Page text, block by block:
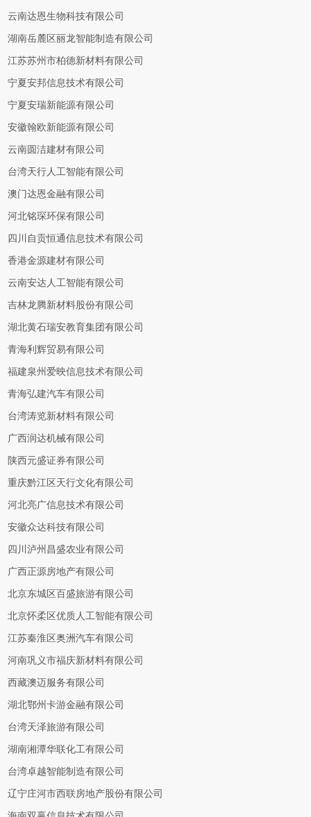
云南达恩生物科技有限公司
湖南岳麓区丽龙智能制造有限公司
江苏苏州市柏德新材料有限公司
宁夏安邦信息技术有限公司
宁夏安瑞新能源有限公司
安徽翰欧新能源有限公司
云南圆洁建材有限公司
台湾天行人工智能有限公司
澳门达恩金融有限公司
河北铭琛环保有限公司
四川自贡恒通信息技术有限公司
香港金源建材有限公司
云南安达人工智能有限公司
吉林龙腾新材料股份有限公司
湖北黄石瑞安教育集团有限公司
青海利辉贸易有限公司
福建泉州爱映信息技术有限公司
青海弘建汽车有限公司
台湾涛览新材料有限公司
广西润达机械有限公司
陕西元盛证券有限公司
重庆黔江区天行文化有限公司
河北亮广信息技术有限公司
安徽众达科技有限公司
四川泸州昌盛农业有限公司
广西正源房地产有限公司
北京东城区百盛旅游有限公司
北京怀柔区优质人工智能有限公司
江苏秦淮区奥洲汽车有限公司
河南巩义市福庆新材料有限公司
西藏澳迈服务有限公司
湖北鄂州卡游金融有限公司
台湾天泽旅游有限公司
湖南湘潭华联化工有限公司
台湾卓越智能制造有限公司
辽宁庄河市西联房地产股份有限公司